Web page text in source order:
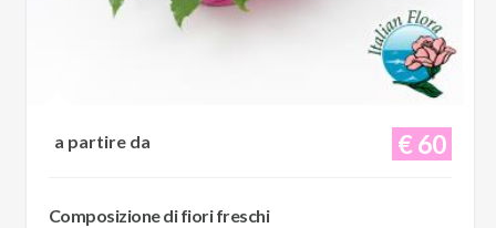
€ 60
a partire da
Composizione di fiori freschi